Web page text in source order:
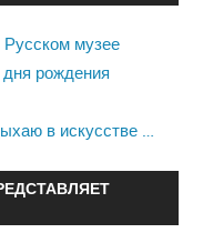
Русском музее
рождения
в искусстве …